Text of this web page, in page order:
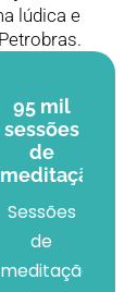
lúdica e
95 mil
sessões
de
meditação
Sessões
de
meditação